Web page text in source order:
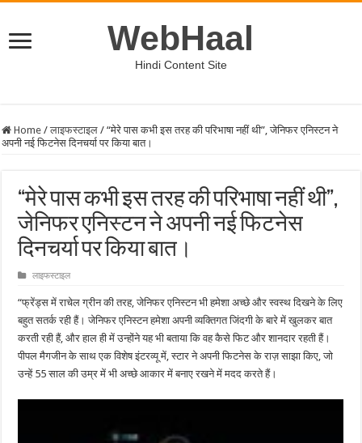
WebHaal
Hindi Content Site
Home / लाइफस्टाइल / “मेरे पास कभी इस तरह की परिभाषा नहीं थी”, जेनिफर एनिस्टन ने
अपनी नई फिटनेस दिनचर्या पर किया बात।
“मेरे पास कभी इस तरह की परिभाषा नहीं थी”,
जेनिफर एनिस्टन ने अपनी नई फिटनेस
दिनचर्या पर किया बात।
लाइफस्टाइल
“फ्रेंड्स में राचेल ग्रीन की तरह, जेनिफर एनिस्टन भी हमेशा अच्छे और स्वस्थ दिखने के लिए
बहुत सतर्क रही हैं। जेनिफर एनिस्टन हमेशा अपनी व्यक्तिगत जिंदगी के बारे में खुलकर बात
करती रही हैं, और हाल ही में उन्होंने यह भी बताया कि वह कैसे फिट और शानदार रहती हैं।
पीपल मैगजीन के साथ एक विशेष इंटरव्यू में, स्टार ने अपनी फिटनेस के राज़ साझा किए, जो
उन्हें 55 साल की उम्र में भी अच्छे आकार में बनाए रखने में मदद करते हैं।